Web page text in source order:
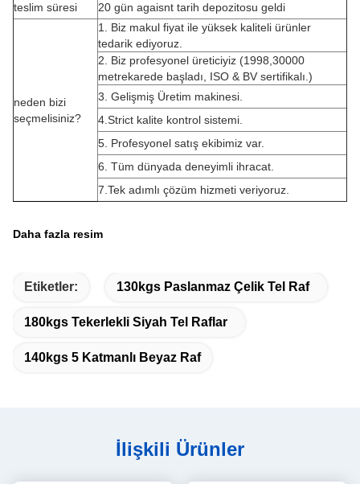
teslim süresi
20 gün agaisnt tarih depozitosu geldi
neden bizi
seçmelisiniz?
1. Biz makul fiyat ile yüksek kaliteli ürünler
tedarik ediyoruz.
2. Biz profesyonel üreticiyiz (1998,30000
metrekarede başladı, ISO & BV sertifikalı.)
3. Gelişmiş Üretim makinesi.
4.Strict kalite kontrol sistemi.
5. Profesyonel satış ekibimiz var.
6. Tüm dünyada deneyimli ihracat.
7.Tek adımlı çözüm hizmeti veriyoruz.
Daha fazla resim
Etiketler: 130kgs Paslanmaz Çelik Tel Raf
180kgs Tekerlekli Siyah Tel Raflar
140kgs 5 Katmanlı Beyaz Raf
İlişkili Ürünler